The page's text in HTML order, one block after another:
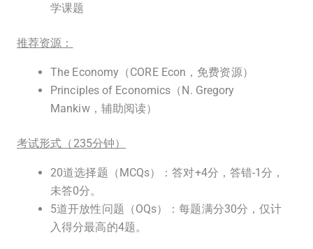
学课题
推荐资源：
The Economy（CORE Econ，免费资源）
Principles of Economics（N. Gregory
Mankiw，辅助阅读）
考试形式（235分钟）
20道选择题（MCQs）：答对+4分，答错-1分，
未答0分。
5道开放性问题（OQs）：每题满分30分，仅计
入得分最高的4题。